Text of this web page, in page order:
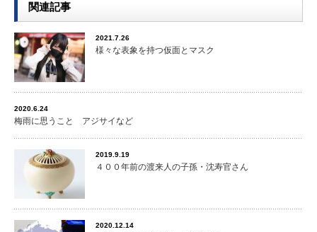
関連記事
2021.7.26
様々な表象を持つ仮面とマスク
2020.6.24
梅雨に思うこと アジサイなど
2019.9.19
４００年前の渡来人の子孫・沈寿官さん
2020.12.14